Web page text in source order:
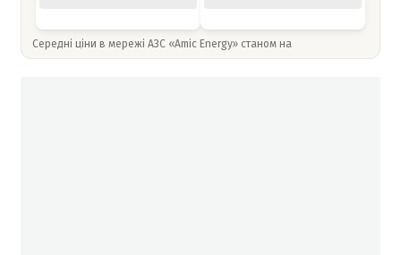
Середні ціни в мережі АЗС «Amic Energy» станом на